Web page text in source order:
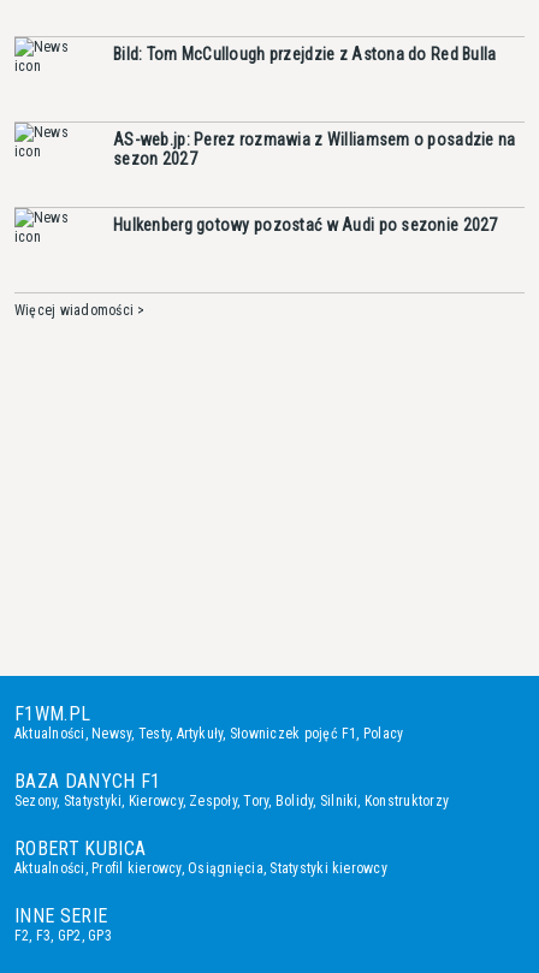
Bild: Tom McCullough przejdzie z Astona do Red Bulla
AS-web.jp: Perez rozmawia z Williamsem o posadzie na
sezon 2027
Hulkenberg gotowy pozostać w Audi po sezonie 2027
Więcej wiadomości >
F1WM.PL
Aktualności, Newsy, Testy, Artykuły, Słowniczek pojęć F1, Polacy
BAZA DANYCH F1
Sezony, Statystyki, Kierowcy, Zespoły,Tory, Bolidy, Silniki, Konstruktorzy
ROBERT KUBICA
Aktualności, Profil kierowcy,Osiągnięcia, Statystyki kierowcy
INNE SERIE
F2, F3, GP2,GP3